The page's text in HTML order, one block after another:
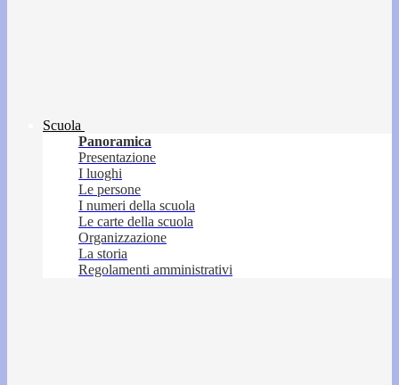
Scuola
Panoramica
Presentazione
I luoghi
Le persone
I numeri della scuola
Le carte della scuola
Organizzazione
La storia
Regolamenti amministrativi